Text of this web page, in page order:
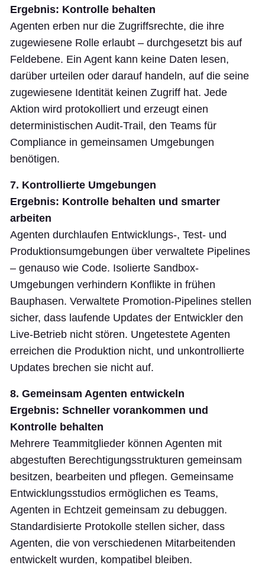
Ergebnis: Kontrolle behalten
Agenten erben nur die Zugriffsrechte, die ihre
zugewiesene Rolle erlaubt – durchgesetzt bis auf
Feldebene. Ein Agent kann keine Daten lesen,
darüber urteilen oder darauf handeln, auf die seine
zugewiesene Identität keinen Zugriff hat. Jede
Aktion wird protokolliert und erzeugt einen
deterministischen Audit-Trail, den Teams für
Compliance in gemeinsamen Umgebungen
benötigen.
7. Kontrollierte Umgebungen
Ergebnis: Kontrolle behalten und smarter
arbeiten
Agenten durchlaufen Entwicklungs-, Test- und
Produktionsumgebungen über verwaltete Pipelines
– genauso wie Code. Isolierte Sandbox-
Umgebungen verhindern Konflikte in frühen
Bauphasen. Verwaltete Promotion-Pipelines stellen
sicher, dass laufende Updates der Entwickler den
Live-Betrieb nicht stören. Ungetestete Agenten
erreichen die Produktion nicht, und unkontrollierte
Updates brechen sie nicht auf.
8. Gemeinsam Agenten entwickeln
Ergebnis: Schneller vorankommen und
Kontrolle behalten
Mehrere Teammitglieder können Agenten mit
abgestuften Berechtigungsstrukturen gemeinsam
besitzen, bearbeiten und pflegen. Gemeinsame
Entwicklungsstudios ermöglichen es Teams,
Agenten in Echtzeit gemeinsam zu debuggen.
Standardisierte Protokolle stellen sicher, dass
Agenten, die von verschiedenen Mitarbeitenden
entwickelt wurden, kompatibel bleiben.